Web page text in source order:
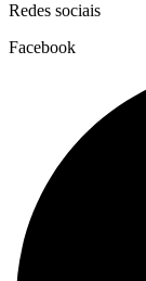
Redes sociais
Facebook